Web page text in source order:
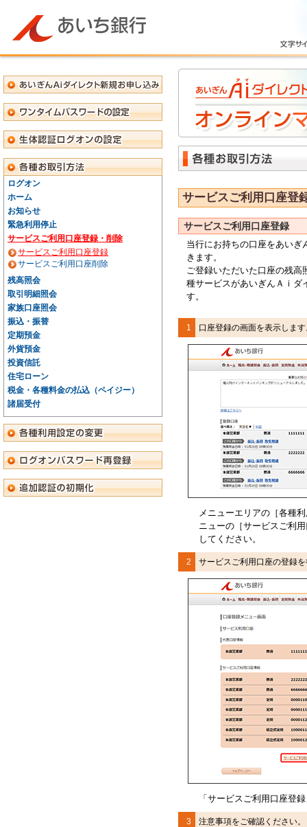
ログオン
ホーム
お知らせ
緊急利用停止
サービスご利用口座登録・削除
サービスご利用口座登録
サービスご利用口座削除
残高照会
取引明細照会
家族口座照会
振込・振替
定期預金
外貨預金
投資信託
住宅ローン
税金・各種料金の払込（ペイジー）
諸届受付
サービスご利用口座登
サービスご利用口座登録
当行にお持ちの口座をあいぎ
きます。
ご登録いただいた口座の残高
種サービスがあいぎんＡｉダ
す。
1 口座登録の画面を表示しま
メニューエリアの［各種
ニューの［サービスご利
してください。
2 サービスご利用口座の登録
「 サービスご利用口座登
3 注意事項をご確認ください。